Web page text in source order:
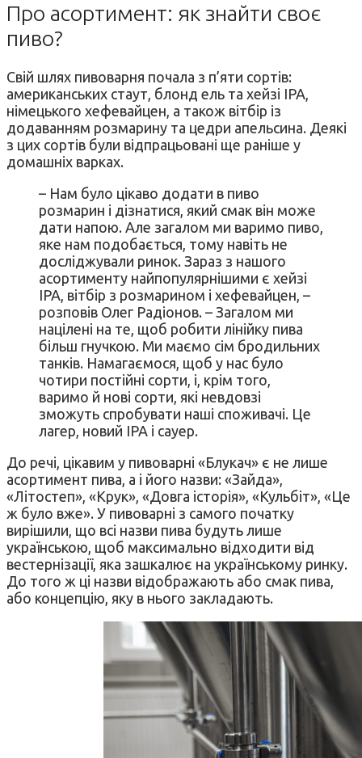
Про асортимент: як знайти своє
пиво?
Свій шлях пивоварня почала з п’яти сортів:
американських стаут, блонд ель та хейзі ІРА,
німецького хефевайцен, а також вітбір із
додаванням розмарину та цедри апельсина. Деякі
з цих сортів були відпрацьовані ще раніше у
домашніх варках.
– Нам було цікаво додати в пиво
розмарин і дізнатися, який смак він може
дати напою. Але загалом ми варимо пиво,
яке нам подобається, тому навіть не
досліджували ринок. Зараз з нашого
асортименту найпопулярнішими є хейзі
ІРА, вітбір з розмарином і хефевайцен, –
розповів Олег Радіонов. – Загалом ми
націлені на те, щоб робити лінійку пива
більш гнучкою. Ми маємо сiм бродильних
танкiв. Намагаємося, щоб у нас було
чотири постійні сорти, i, крiм того,
варимо й нові сорти, які невдовзі
зможуть спробувати наші споживачі. Це
лагер, новий ІРА і сауер.
До речі, цікавим у пивоварні «Блукач» є не лише
асортимент пива, а і його назви: «Зайда»,
«Літостеп», «Крук», «Довга історія», «Кульбіт», «Це
ж було вже». У пивоварні з самого початку
вирішили, що всі назви пива будуть лише
українською, щоб максимально відходити від
вестернізації, яка зашкалює на українському ринку.
До того ж ці назви відображають або смак пива,
або концепцію, яку в нього закладають.